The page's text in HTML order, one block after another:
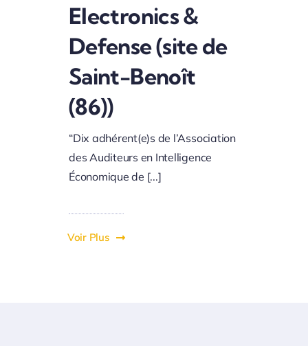
Electronics &
Defense (site de
Saint-Benoît
(86))
“Dix adhérent(e)s de l’Association
des Auditeurs en Intelligence
Économique de [...]
Voir Plus